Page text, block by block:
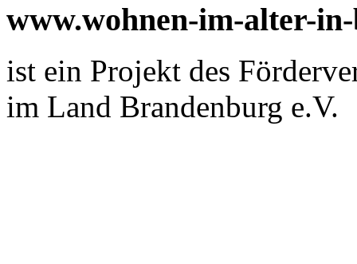
www.wohnen-im-alter-
ist ein Projekt des
im Land Brandenburg e.V.